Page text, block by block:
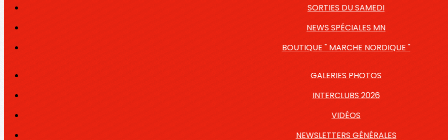
SORTIES DU SAMEDI
NEWS SPÉCIALES MN
BOUTIQUE " MARCHE NORDIQUE "
GALERIES PHOTOS
INTERCLUBS 2026
VIDÉOS
NEWSLETTERS GÉNÉRALES